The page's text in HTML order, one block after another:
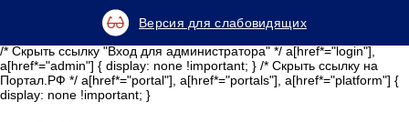
/* Скрыть ссылку "Вход для администратора" */ a[href*="login"],
a[href*="admin"] { display: none !important; } /* Скрыть ссылку на
Портал.РФ */ a[href*="portal"], a[href*="portals"], a[href*="platform"] {
display: none !important; }
Версия для слабовидящих